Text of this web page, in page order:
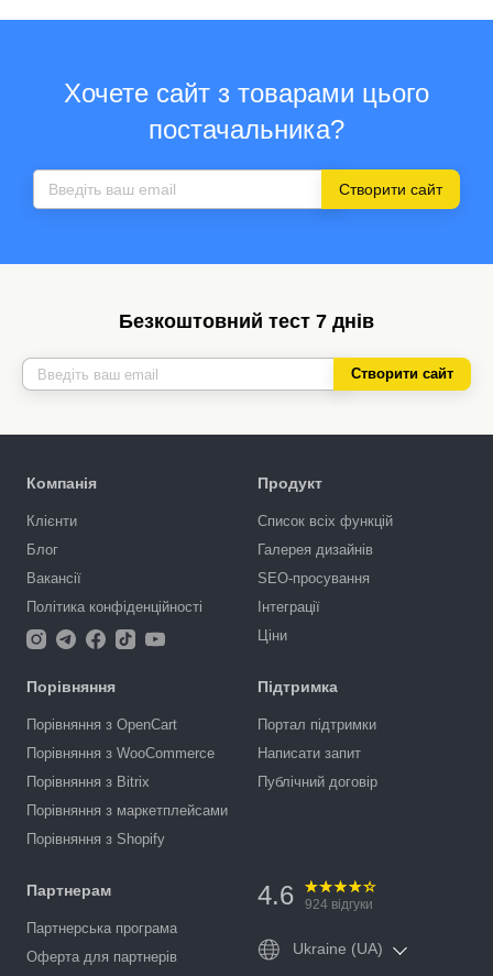
Хочете сайт з товарами цього
постачальника?
Створити сайт
Безкоштовний тест 7 днів
Створити сайт
Компанія
Клієнти
Блог
Вакансії
Політика конфіденційності
Продукт
Список всіх функцій
Галерея дизайнів
SEO-просування
Інтеграції
Ціни
Порівняння
Порівняння з OpenCart
Порівняння з WooCommerce
Порівняння з Bitrix
Порівняння з маркетплейсами
Порівняння з Shopify
Підтримка
Портал підтримки
Написати запит
Публічний договір
Партнерам
Партнерська програма
Оферта для партнерів
4.6 924 відгуки
Ukraine (UA)